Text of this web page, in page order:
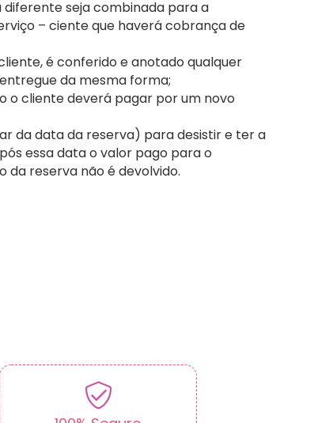
seja combinada para a
– ciente que haverá cobrança de
é conferido e anotado qualquer
da mesma forma;
o cliente deverá pagar por um novo
da data da reserva) para desistir e ter a
essa data o valor pago para o
da reserva não é devolvido.